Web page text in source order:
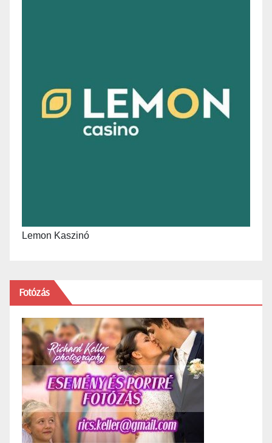
Lemon Kaszinó
Fotózás